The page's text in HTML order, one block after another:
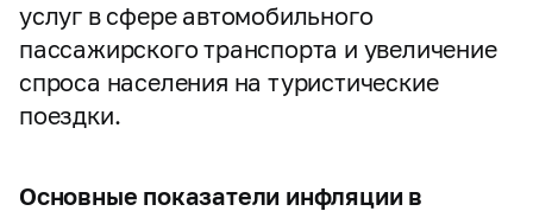
услуг в сфере автомобильного
пассажирского транспорта и увеличение
спроса населения на туристические
поездки.
Основные показатели инфляции в